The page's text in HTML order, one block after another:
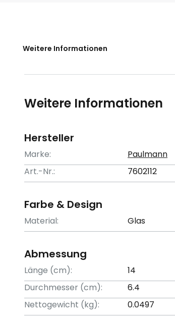
Weitere Informationen
Weitere Informationen
Hersteller
Marke:
Paulmann
Art.-Nr.:
7602112
Farbe & Design
Material: Glas
Abmessung
Länge (cm):
14
Durchmesser (cm):
6.4
Nettogewicht (kg):
0.0497